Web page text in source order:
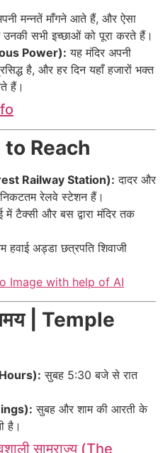
मन्नतें माँगने आते हैं, और ऐसा
उनकी सभी इच्छाओं को पूरा करते हैं।
Power): यह मंदिर अपनी
है, और हर दिन यहाँ हजारों भक्त
हैं।
Reach
Railway Station): दादर और
रेलवे स्टेशन हैं।
में टैक्सी और बस द्वारा मंदिर तक
हवाई अड्डा छत्रपति शिवाजी
Image with help of AI
| Temple
सुबह 5:30 बजे से रात
सुबह और शाम की आरती के
है।
साम्राज्य (The